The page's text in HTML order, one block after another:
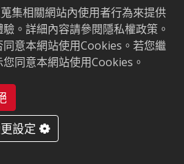
bits
集相關網站內使用者行為來提供
。詳細內容請參閱隱私權政策。
意本網站使用Cookies。若您繼
同意本網站使用Cookies。
設定